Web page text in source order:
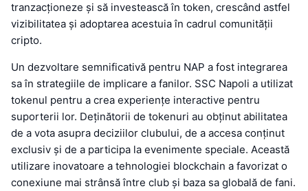
tranzacționeze și să investească în token, crescând astfel
vizibilitatea și adoptarea acestuia în cadrul comunității
cripto.
Un dezvoltare semnificativă pentru NAP a fost integrarea
sa în strategiile de implicare a fanilor. SSC Napoli a utilizat
tokenul pentru a crea experiențe interactive pentru
suporterii lor. Deținătorii de tokenuri au obținut abilitatea
de a vota asupra deciziilor clubului, de a accesa conținut
exclusiv și de a participa la evenimente speciale. Această
utilizare inovatoare a tehnologiei blockchain a favorizat o
conexiune mai strânsă între club și baza sa globală de fani.